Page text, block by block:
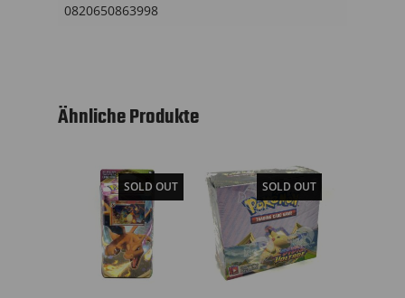
0820650863998
Ähnliche Produkte
SOLD OUT SOLD OUT